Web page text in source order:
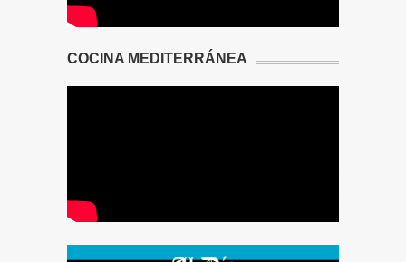
COCINA MEDITERRÁNEA